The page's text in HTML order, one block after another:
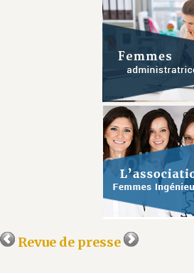
Revue de presse